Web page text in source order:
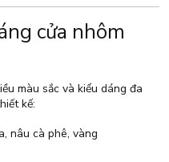
cửa nhôm
màu sắc và kiểu dáng đa
kế:
nâu cà phê, vàng